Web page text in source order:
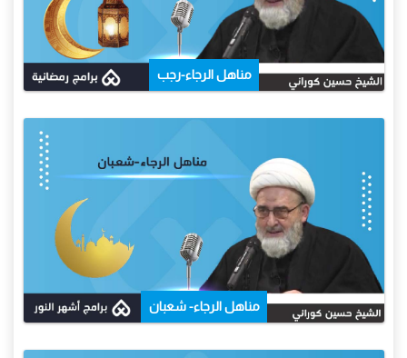
مناهل الرجاء-رجب
مناهل الرجاء- شعبان